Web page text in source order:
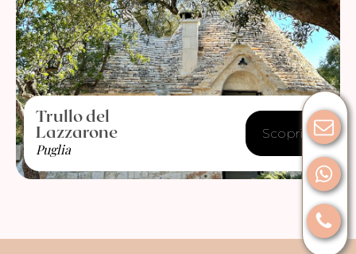
Trullo del
Lazzarone
Puglia
Scopri